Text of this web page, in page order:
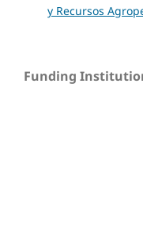
y Recursos
Funding